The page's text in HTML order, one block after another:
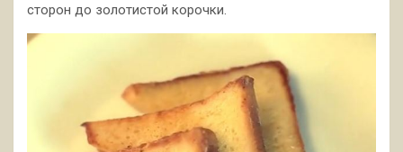
сторон до золотистой корочки.